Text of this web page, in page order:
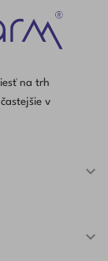
na trh
v

